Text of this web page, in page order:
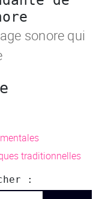
sonore qui
traditionnelles
: